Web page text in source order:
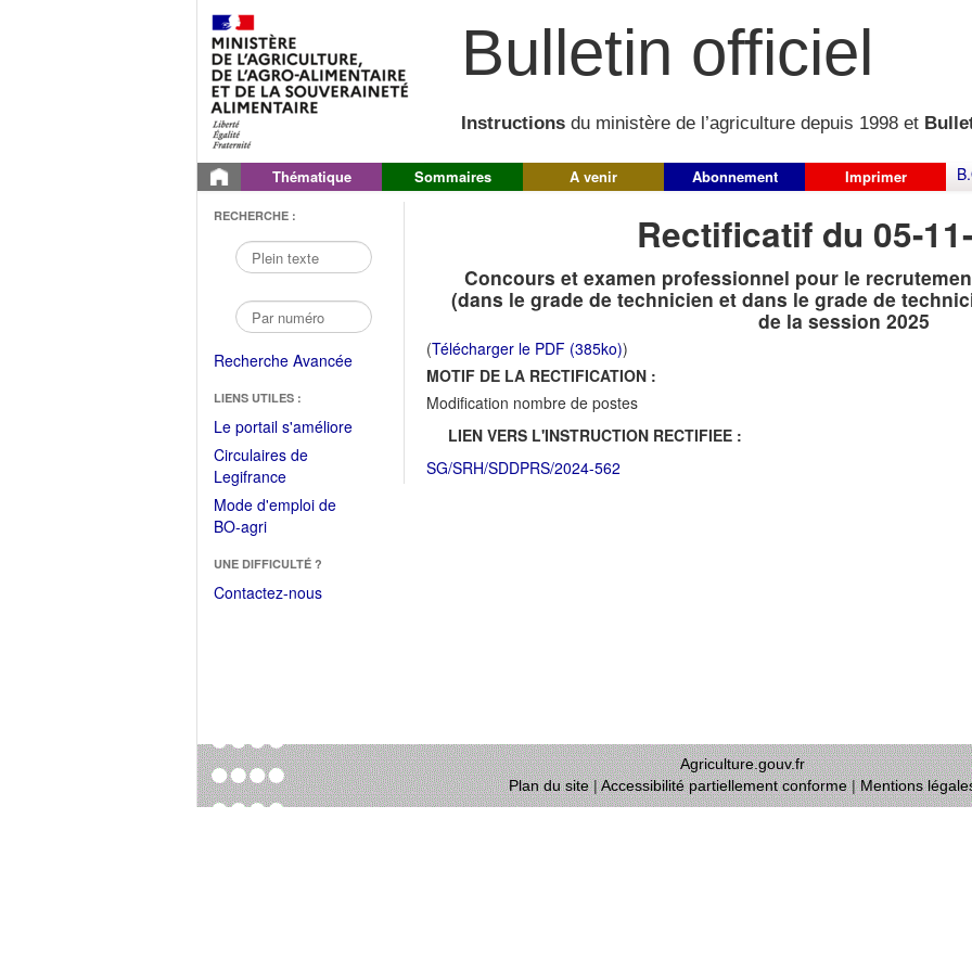
Bulletin officiel
Instructions du ministère de l’agriculture depuis 1998 et
Thématique Sommaires A venir Abonnement Imprimer
RECHERCHE :
Recherche Avancée
LIENS UTILES :
Le portail s'améliore(Fichier
Circulaires de
Legifrance(Ouvrir
dans
une
fenêtre)
Mode d'emploi de
BO-agri(Ouvrir
une
nouvelle
UNE DIFFICULTÉ ?
Contactez-nous
Rectificatif du 05-
Concours et examen professionnel pour le
(dans le grade de technicien et dans le grade de
de la session 2025
(Télécharger le PDF (385ko))
MOTIF DE LA RECTIFICATION :
Modification nombre de postes
LIEN VERS L'INSTRUCTION RECTIFIEE :
SG/SRH/SDDPRS/2024-562
Agriculture.gouv.fr
Plan du site|Accessibilité partiellement conforme|Mentions